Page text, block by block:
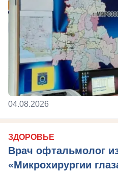
04.08.2026
ЗДОРОВЬЕ
Врач офтальмолог
«Микрохирургии